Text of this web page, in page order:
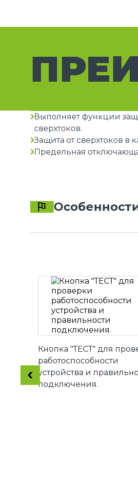
Выполняет функции
сверхтоков.
Защита от сверхтоков в
Предельная
Кнопка "ТЕСТ" для
работоспособности
устройства и
подключения.